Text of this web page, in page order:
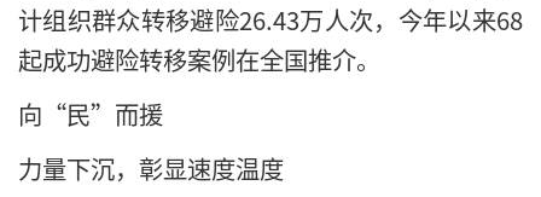
计组织群众转移避险26.43万人次，今年以来68
起成功避险转移案例在全国推介。
向“民”而援
力量下沉，彰显速度温度